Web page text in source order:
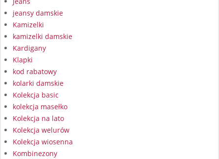
jeansy damskie
Kamizelki
kamizelki damskie
Kardigany
Klapki
kod rabatowy
kolarki damskie
Kolekcja basic
kolekcja masełko
Kolekcja na lato
Kolekcja welurów
Kolekcja wiosenna
Kombinezony